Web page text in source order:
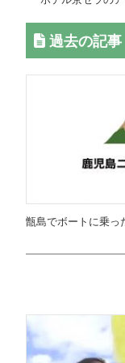
過去の記事
甑島でボートに乗っ